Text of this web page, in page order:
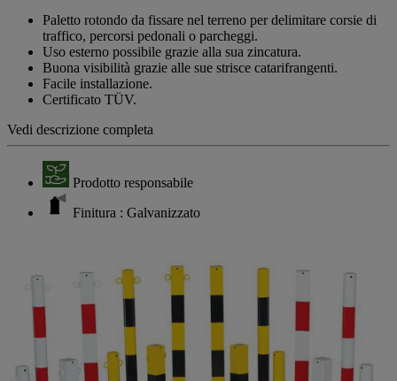
Paletto rotondo da fissare nel terreno per delimitare corsie di
traffico, percorsi pedonali o parcheggi.
Uso esterno possibile grazie alla sua zincatura.
Buona visibilità grazie alle sue strisce catarifrangenti.
Facile installazione.
Certificato TÜV.
Vedi descrizione completa
Prodotto responsabile
Finitura : Galvanizzato